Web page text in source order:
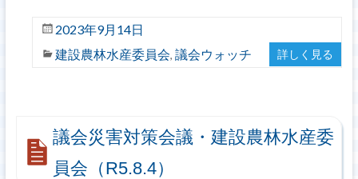
2023年9月14日
建設農林水産委員会, 議会ウォッチ 詳しく見る
議会災害対策会議・建設農林水産委
員会（R5.8.4）